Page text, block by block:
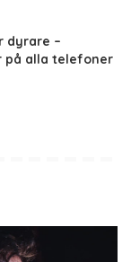
dyrare –
på alla telefoner